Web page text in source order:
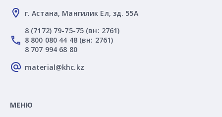
г. Астана, Мангилик Ел, зд. 55А
8 (7172) 79-75-75 (вн: 2761)
8 800 080 44 48 (вн: 2761)
8 707 994 68 80
material@khc.kz
МЕНЮ